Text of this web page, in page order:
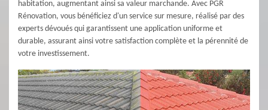
habitation, augmentant ainsi sa valeur marchande. Avec PGR
Rénovation, vous bénéficiez d'un service sur mesure, réalisé par des
experts dévoués qui garantissent une application uniforme et
durable, assurant ainsi votre satisfaction complète et la pérennité de
votre investissement.